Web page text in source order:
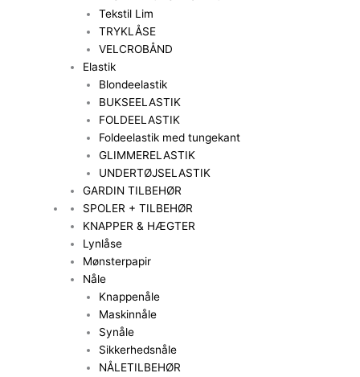
Tekstil Lim
TRYKLÅSE
VELCROBÅND
Elastik
Blondeelastik
BUKSEELASTIK
FOLDEELASTIK
Foldeelastik med tungekant
GLIMMERELASTIK
UNDERTØJSELASTIK
GARDIN TILBEHØR
SPOLER + TILBEHØR
KNAPPER & HÆGTER
Lynlåse
Mønsterpapir
Nåle
Knappenåle
Maskinnåle
Synåle
Sikkerhedsnåle
NÅLETILBEHØR